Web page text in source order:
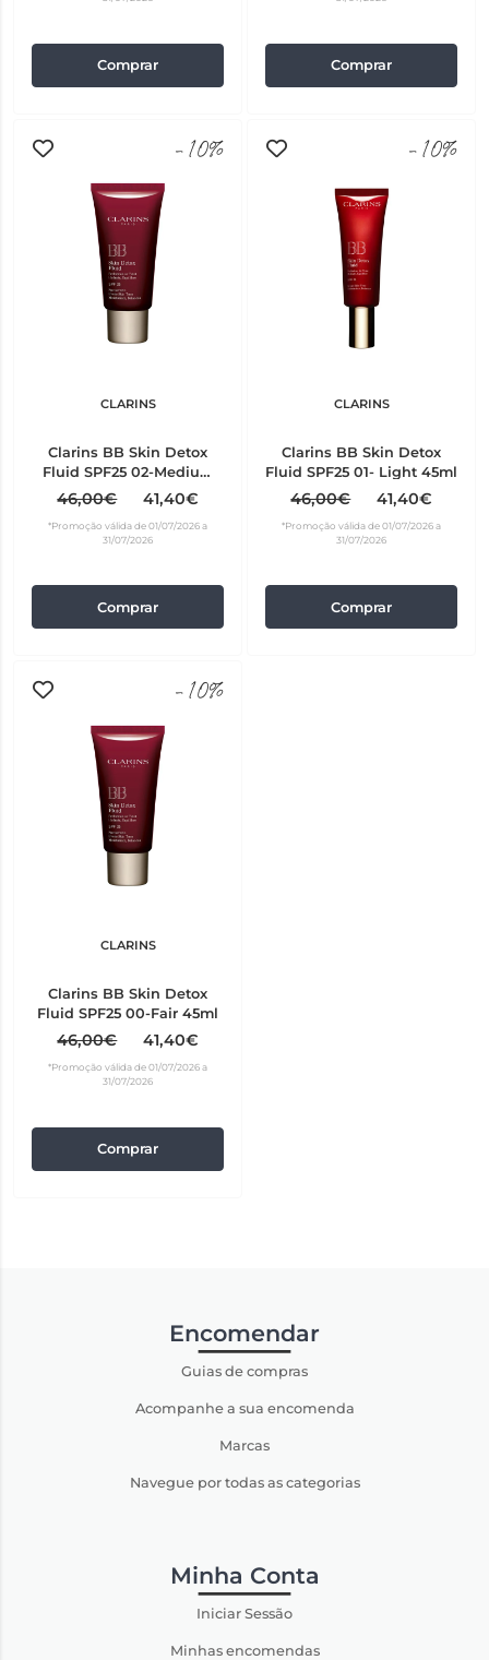
Comprar Comprar
-10%
CLARINS
Clarins BB Skin Detox
Fluid SPF25 02-Medium
45ml
46,00€ 41,40€
*Promoção válida de 01/07/2026 a
31/07/2026
Comprar
-10%
CLARINS
Clarins BB Skin Detox
Fluid SPF25 01- Light 45ml
46,00€ 41,40€
*Promoção válida de 01/07/2026 a
31/07/2026
Comprar
-10%
CLARINS
Clarins BB Skin Detox
Fluid SPF25 00-Fair 45ml
46,00€ 41,40€
*Promoção válida de 01/07/2026 a
31/07/2026
Comprar
Encomendar
Guias de compras
Acompanhe a sua encomenda
Marcas
Navegue por todas as categorias
Minha Conta
Iniciar Sessão
Minhas encomendas